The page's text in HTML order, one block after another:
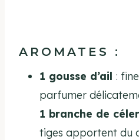
AROMATES :
1 gousse d’ail:
parfumer
1 branche de
tiges apportent du